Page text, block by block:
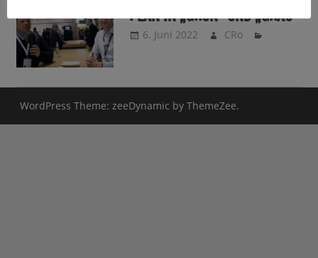
PLAN IN „GRÜN“ UND „GRAU“
6. Juni 2022 CRo
WordPress Theme: zeeDynamic by ThemeZee.